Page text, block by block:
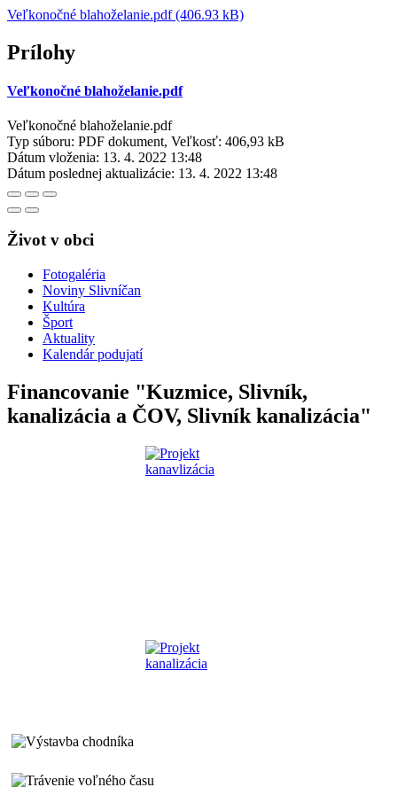
Veľkonočné blahoželanie.pdf (406.93 kB)
Prílohy
Veľkonočné blahoželanie.pdf
Veľkonočné blahoželanie.pdf
Typ súboru: PDF dokument, Veľkosť: 406,93 kB
Dátum vloženia: 13. 4. 2022 13:48
Dátum poslednej aktualizácie: 13. 4. 2022 13:48
Život v obci
Fotogaléria
Noviny Slivníčan
Kultúra
Šport
Aktuality
Kalendár podujatí
Financovanie "Kuzmice, Slivník,
kanalizácia a ČOV, Slivník kanalizácia"